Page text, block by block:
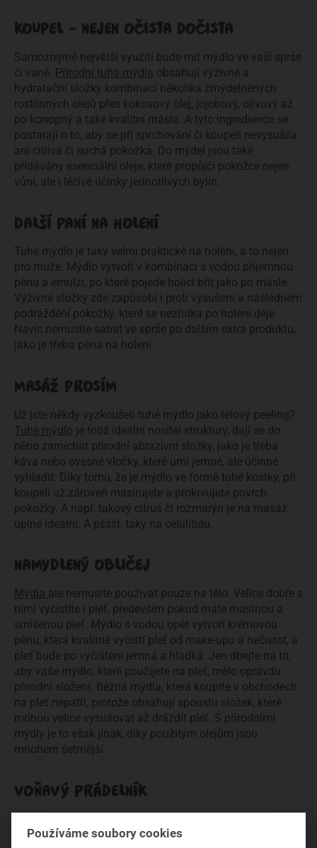
KOUPEL – NEJEN OČISTA DOČISTA
Samozřejmě největší využití bude mít mýdlo ve vaší sprše
či vaně. Přírodní tuhá mýdla obsahují výživné a
hydratační složky kombinací několika zmýdelněných
rostlinných olejů přes kokosový olej, jojobový, olivový až
po konopný a také kvalitní másla. A tyto ingredience se
postarají o to, aby se při sprchování či koupeli nevysušila
ani citlivá či suchá pokožka. Do mýdel jsou také
přidávány esenciální oleje, které propůjčí pokožce nejen
vůni, ale i léčivé účinky jednotlivých bylin.
DALŠÍ PANÍ NA HOLENÍ
Tuhé mýdlo je taky velmi praktické na holení, a to nejen
pro muže. Mýdlo vytvoří v kombinaci s vodou příjemnou
pěnu a emulzi, po které pojede holicí břit jako po másle.
Výživné složky zde zapůsobí i proti vysušení a následném
podráždění pokožky, které se nezřídka po holení děje.
Navíc nemusíte sahat ve sprše po dalším extra produktu,
jako je třeba pěna na holení.
MASÁŽ PROSÍM
Už jste někdy vyzkoušeli tuhé mýdlo jako tělový peeling?
Tuhé mýdlo je totiž ideální nositel struktury, dají se do
něho zamíchat přírodní abrazivní složky, jako je třeba
káva nebo ovesné vločky, které umí jemně, ale účinně
vyhladit. Díky tomu, že je mýdlo ve formě tuhé kostky, při
koupeli už zároveň masírujete a prokrvujete povrch
pokožky. A např. takový citrus či rozmarýn je na masáž
úplně ideální. A pšššt, taky na celulitidu.
NAMYDLENÝ OBLIČEJ
Mýdla ale nemusíte používat pouze na tělo. Velice dobře s
nimi vyčistíte i pleť, především pokud máte mastnou a
smíšenou pleť. Mýdlo s vodou opět vytvoří krémovou
pěnu, která kvalitně vyčistí pleť od make-upu a nečistot, a
pleť bude po vyčištění jemná a hladká. Jen dbejte na to,
aby vaše mýdlo, které použijete na pleť, mělo opravdu
přírodní složení. Běžná mýdla, která koupíte v obchodech
na pleť nepatří, protože obsahují spoustu složek, které
mohou velice vysušovat až dráždit pleť. S přírodními
mýdly je to však jinak, díky použitým olejům jsou
mnohem šetrnější.
VOŇAVÝ PRÁDELNÍK
který provoněl prádlo v šuplíku. Tahle tradice našich
Používáme soubory cookies